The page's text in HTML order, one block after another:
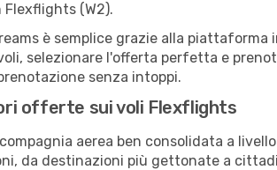
(W2).
è semplice grazie alla
selezionare l'offerta perfetta e
senza intoppi.
offerte sui voli Flexflights
aerea ben consolidata a
da destinazioni più gettonate a